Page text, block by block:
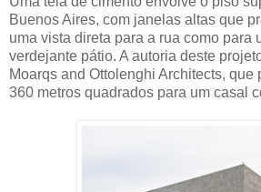
Buenos Aires, com janelas altas que
uma vista direta para a rua como para
verdejante pátio. A autoria deste
Moarqs and Ottolenghi Architects, que
360 ​​metros quadrados para um casal